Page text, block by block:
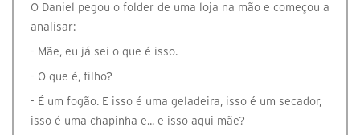
O Daniel pegou o folder de uma loja na mão e começou a
analisar:
- Mãe, eu já sei o que é isso.
- O que é, filho?
- É um fogão. E isso é uma geladeira, isso é um secador,
isso é uma chapinha e... e isso aqui mãe?